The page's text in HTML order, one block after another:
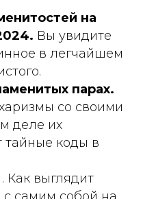
на
Вы увидите
в легчайшем
парах.
со своими
деле их
тайные коды в
. Как выглядит